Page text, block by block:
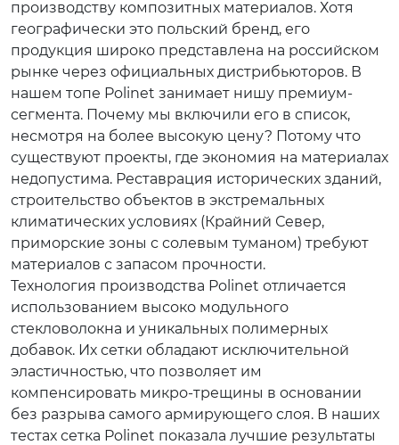
производству композитных материалов. Хотя
географически это польский бренд, его
продукция широко представлена на российском
рынке через официальных дистрибьюторов. В
нашем топе Polinet занимает нишу премиум-
сегмента. Почему мы включили его в список,
несмотря на более высокую цену? Потому что
существуют проекты, где экономия на материалах
недопустима. Реставрация исторических зданий,
строительство объектов в экстремальных
климатических условиях (Крайний Север,
приморские зоны с солевым туманом) требуют
материалов с запасом прочности.
Технология производства Polinet отличается
использованием высоко модульного
стекловолокна и уникальных полимерных
добавок. Их сетки обладают исключительной
эластичностью, что позволяет им
компенсировать микро-трещины в основании
без разрыва самого армирующего слоя. В наших
тестах сетка Polinet показала лучшие результаты